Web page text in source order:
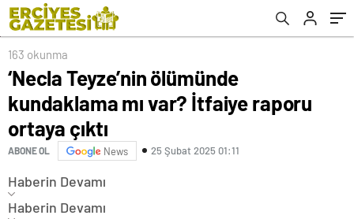
163 okunma
‘Necla Teyze’nin ölümünde
kundaklama mı var? İtfaiye raporu
ortaya çıktı
ABONE OL News 25 Şubat 2025 01:11
Haberin Devamı
Haberin Devamı